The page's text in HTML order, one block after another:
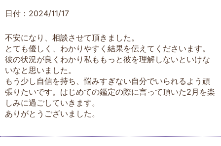
日付：2024/11/17
不安になり、相談させて頂きました。
とても優しく、わかりやすく結果を伝えてくださいます。
彼の状況が良くわかり私ももっと彼を理解しないといけな
いなと思いました。
もう少し自信を持ち、悩みすぎない自分でいられるよう頑
張りたいです。はじめての鑑定の際に言って頂いた2月を楽
しみに過ごしていきます。
ありがとうございました。